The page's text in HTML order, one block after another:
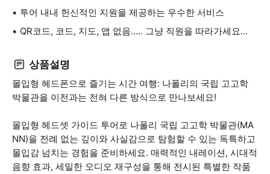
투어 내내 헌신적인 지원을 제공하는 우수한 서비스
QR코드, 코드, 지도, 앱 없음..... 그냥 직원을 따라가세요...
상품설명
몰입형 헤드폰으로 즐기는 시간 여행: 나폴리의 국립 고고학
박물관을 이전과는 전혀 다른 방식으로 만나보세요!
몰입형 헤드셋 가이드 투어로 나폴리 국립 고고학 박물관(MA
NN)을 전례 없는 깊이와 사실감으로 탐험할 수 있는 독특하고
몰입감 넘치는 경험을 준비하세요. 매력적인 내레이션, 시대적
음향 효과, 세밀한 오디오 재구성을 통해 전시된 특별한 작품